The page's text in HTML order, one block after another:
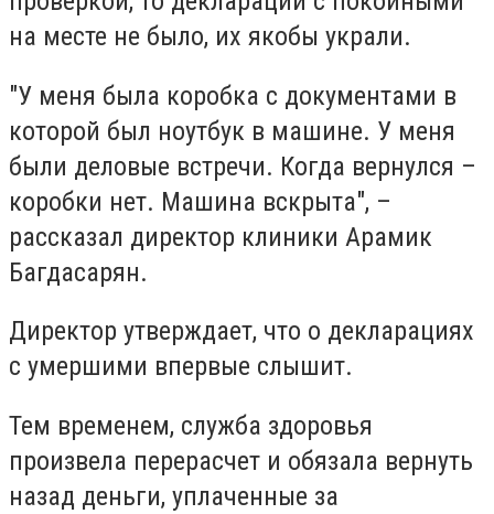
на месте не было, их якобы украли.
"У меня была коробка с документами в
которой был ноутбук в машине. У меня
были деловые встречи. Когда вернулся –
коробки нет. Машина вскрыта", –
рассказал директор клиники Арамик
Багдасарян.
Директор утверждает, что о декларациях
с умершими впервые слышит.
Тем временем, служба здоровья
произвела перерасчет и обязала вернуть
назад деньги, уплаченные за